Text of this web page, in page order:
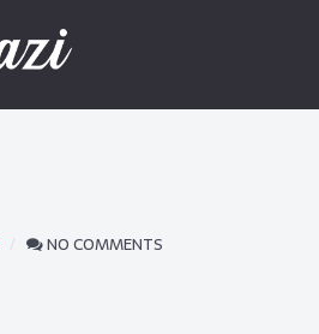
NO COMMENTS